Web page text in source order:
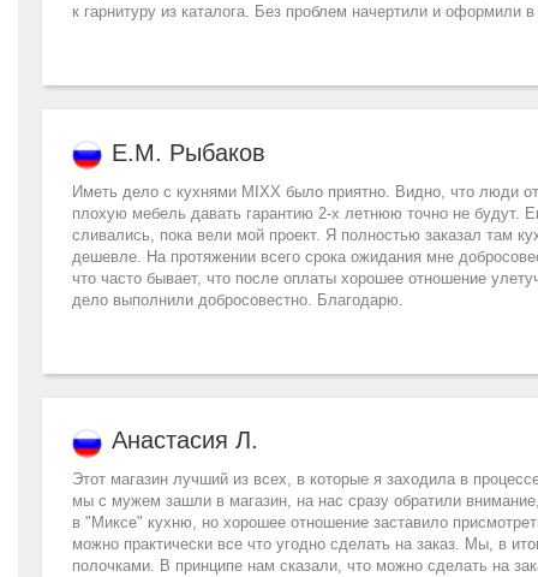
к гарнитуру из каталога. Без проблем начертили и
Е.М. Рыбаков
Иметь дело с кухнями MIXX было приятно. Видно, что люди
плохую мебель давать гарантию 2-х летнюю точно не будут.
сливались, пока вели мой проект. Я полностью заказал там
дешевле. На протяжении всего срока ожидания мне
что часто бывает, что после оплаты хорошее отношение
дело выполнили добросовестно. Благодарю.
Анастасия Л.
Этот магазин лучший из всех, в которые я заходила в
мы с мужем зашли в магазин, на нас сразу обратили
в "Миксе" кухню, но хорошее отношение заставило
можно практически все что угодно сделать на заказ. Мы, в
полочками. В принципе нам сказали, что можно сделать на